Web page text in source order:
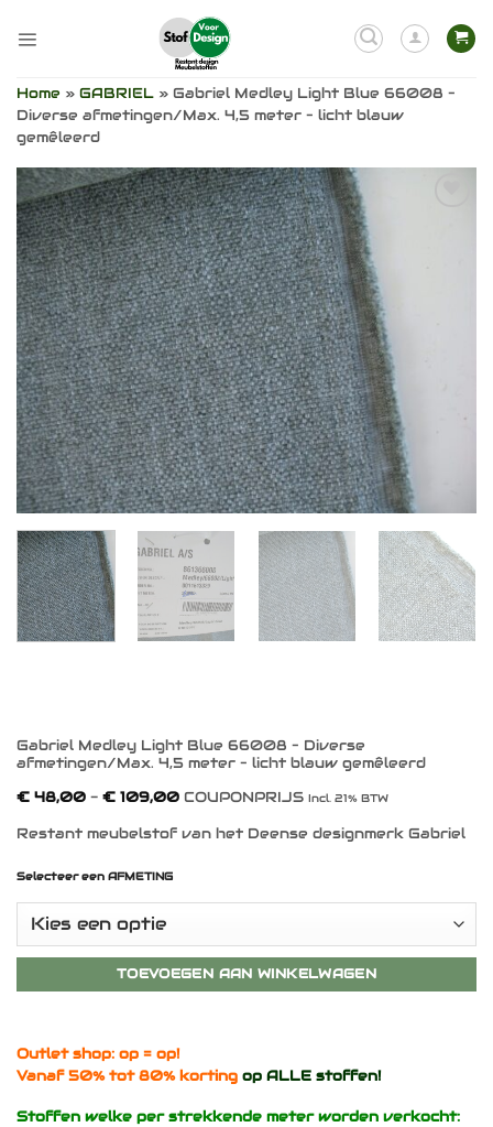
naar
Home » GABRIEL » Gabriel Medley Light Blue 66008 –
Diverse afmetingen/Max. 4,5 meter – licht blauw
gemêleerd
Gabriel Medley Light Blue 66008 – Diverse
afmetingen/Max. 4,5 meter – licht blauw gemêleerd
€ 48,00 - € 109,00Prijsklasse:
€ 109,00
COUPONPRIJS Incl. 21% BTW
Restant meubelstof van het Deense designmerk Gabriel
Selecteer een AFMETING
TOEVOEGEN AAN WINKELWAGEN
Outlet shop: op = op!
Vanaf 50% tot 80% korting op ALLE stoffen!
Stoffen welke per strekkende meter worden verkocht: